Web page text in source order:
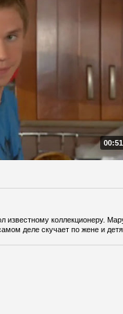
известному коллекционеру.
деле скучает по жене и